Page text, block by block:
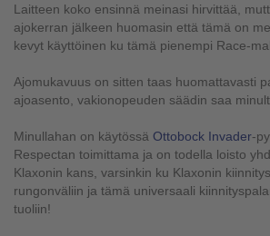
Laitteen koko ensinnä meinasi hirvittää,
ajokerran jälkeen huomasin että tämä on
kevyt käyttöinen ku tämä pienempi Race-
Ajomukavuus on sitten taas huomattavasti
ajoasento, vakionopeuden säädin saa
Minullahan on käytössä Ottobock Invader-
Respectan toimittama ja on todella loisto
Klaxonin kans, varsinkin ku Klaxonin
rungonväliin ja tämä universaali
tuoliin!